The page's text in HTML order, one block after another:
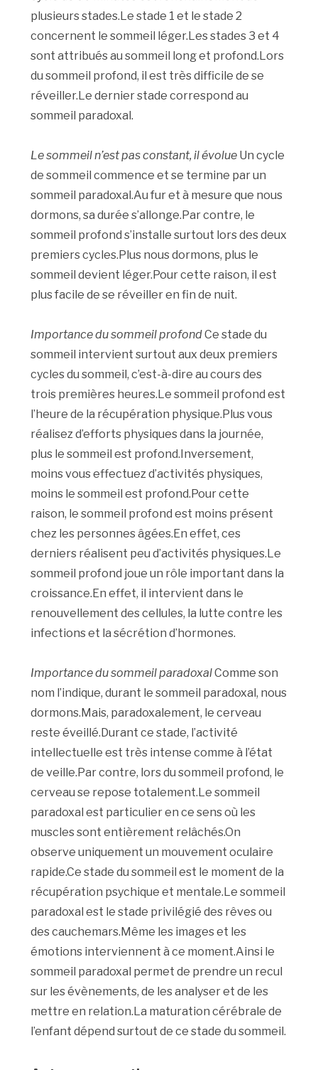
plusieurs stades.Le stade 1 et le stade 2
concernent le sommeil léger.Les stades 3 et 4
sont attribués au sommeil long et profond.Lors
du sommeil profond, il est très difficile de se
réveiller.Le dernier stade correspond au
sommeil paradoxal.
Le sommeil n’est pas constant, il évolue Un cycle
de sommeil commence et se termine par un
sommeil paradoxal.Au fur et à mesure que nous
dormons, sa durée s’allonge.Par contre, le
sommeil profond s’installe surtout lors des deux
premiers cycles.Plus nous dormons, plus le
sommeil devient léger.Pour cette raison, il est
plus facile de se réveiller en fin de nuit.
Importance du sommeil profondCe stade du
sommeil intervient surtout aux deux premiers
cycles du sommeil, c’est-à-dire au cours des
trois premières heures.Le sommeil profond est
l’heure de la récupération physique.Plus vous
réalisez d’efforts physiques dans la journée,
plus le sommeil est profond.Inversement,
moins vous effectuez d’activités physiques,
moins le sommeil est profond.Pour cette
raison, le sommeil profond est moins présent
chez les personnes âgées.En effet, ces
derniers réalisent peu d’activités physiques.Le
sommeil profond joue un rôle important dans la
croissance.En effet, il intervient dans le
renouvellement des cellules, la lutte contre les
infections et la sécrétion d’hormones.
Importance du sommeil paradoxalComme son
nom l’indique, durant le sommeil paradoxal, nous
dormons.Mais, paradoxalement, le cerveau
reste éveillé.Durant ce stade, l’activité
intellectuelle est très intense comme à l’état
de veille.Par contre, lors du sommeil profond, le
cerveau se repose totalement.Le sommeil
paradoxal est particulier en ce sens où les
muscles sont entièrement relâchés.On
observe uniquement un mouvement oculaire
rapide.Ce stade du sommeil est le moment de la
récupération psychique et mentale.Le sommeil
paradoxal est le stade privilégié des rêves ou
des cauchemars.Même les images et les
émotions interviennent à ce moment.Ainsi le
sommeil paradoxal permet de prendre un recul
sur les évènements, de les analyser et de les
mettre en relation.La maturation cérébrale de
l’enfant dépend surtout de ce stade du sommeil.